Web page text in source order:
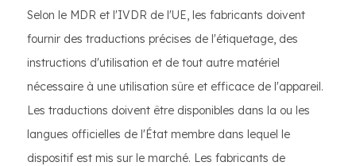
Selon le MDR et l'IVDR de l'UE, les fabricants doivent
fournir des traductions précises de l'étiquetage, des
instructions d'utilisation et de tout autre matériel
nécessaire à une utilisation sûre et efficace de l'appareil.
Les traductions doivent être disponibles dans la ou les
langues officielles de l'État membre dans lequel le
dispositif est mis sur le marché. Les fabricants de